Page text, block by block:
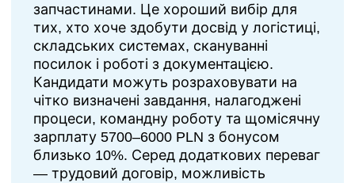
запчастинами. Це хороший вибір для
тих, хто хоче здобути досвід у логістиці,
складських системах, скануванні
посилок і роботі з документацією.
Кандидати можуть розраховувати на
чітко визначені завдання, налагоджені
процеси, командну роботу та щомісячну
зарплату 5700–6000 PLN з бонусом
близько 10%. Серед додаткових переваг
— трудовий договір, можливість